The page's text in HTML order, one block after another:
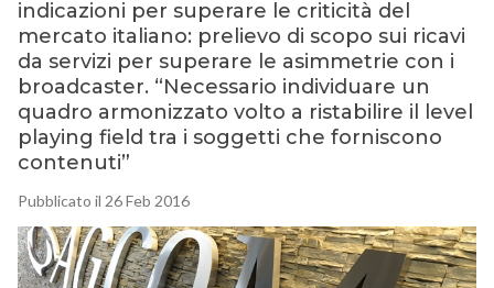
indicazioni per superare le criticità del
mercato italiano: prelievo di scopo sui ricavi
da servizi per superare le asimmetrie con i
broadcaster. “Necessario individuare un
quadro armonizzato volto a ristabilire il level
playing field tra i soggetti che forniscono
contenuti”
Pubblicato il 26 Feb 2016